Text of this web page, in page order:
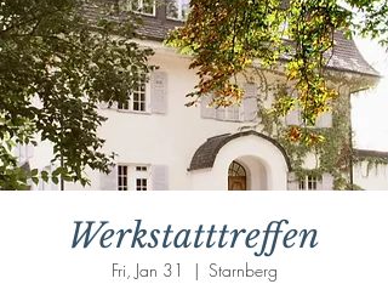
Werkstatttreffen
Fri, Jan 31
  |
Starnberg